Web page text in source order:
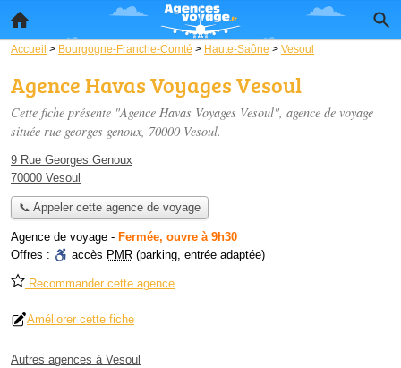
Accueil > Bourgogne-Franche-Comté > Haute-Saône > Vesoul
Agence Havas Voyages Vesoul
Cette fiche présente "Agence Havas Voyages Vesoul", agence de voyage
située rue georges genoux, 70000 Vesoul.
9 Rue Georges Genoux
70000 Vesoul
📞 Appeler cette agence de voyage
Agence de voyage - Fermée, ouvre à 9h30
Offres :
accès PMR (parking, entrée adaptée)
Recommander cette agence
Améliorer cette fiche
Autres agences à Vesoul